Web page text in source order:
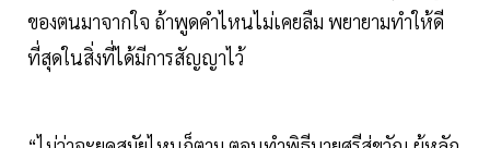
ของตนมาจากใจ ถ้าพูดคำไหนไม่เคยลืม พยายามทำให้ดี
ที่สุดในสิ่งที่ได้มีการสัญญาไว้